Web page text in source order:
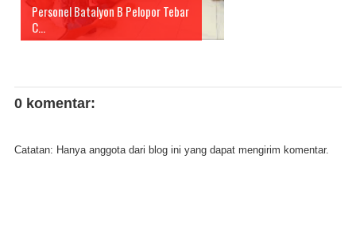
Personel Batalyon B Pelopor Tebar
C...
0 komentar:
Catatan: Hanya anggota dari blog ini yang dapat mengirim komentar.